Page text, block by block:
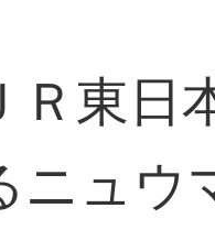
東日
ニュウ